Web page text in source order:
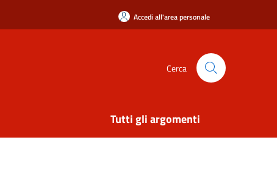
Accedi all'area personale
Cerca
Tutti gli argomenti